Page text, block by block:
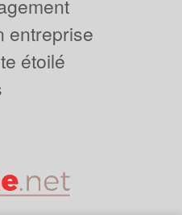
entreprise
étoilé